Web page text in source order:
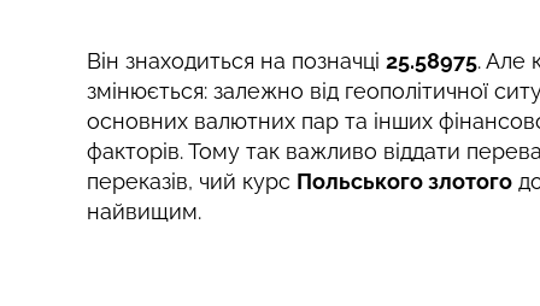
Він знаходиться на позначці 25.58975. Але
змінюється: залежно від геополітичної
основних валютних пар та інших
факторів. Тому так важливо віддати
переказів, чий курс Польського злотого
найвищим.